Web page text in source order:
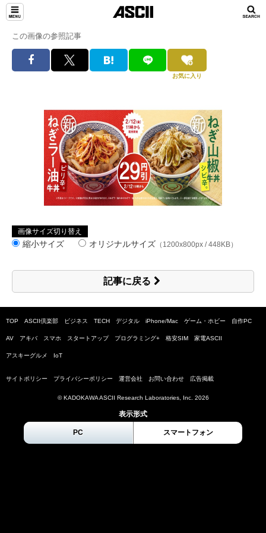
この画像の参照記事
お気に入り
画像サイズ切り替え
縮小サイズ オリジナルサイズ （1200x800px / 448KB）
記事に戻る
TOP ASCII倶楽部 ビジネス TECH デジタル iPhone/Mac ゲーム・ホビー 自作PC
AV アキバ スマホ スタートアップ プログラミング+ 格安SIM 家電ASCII
アスキーグルメ IoT
サイトポリシー プライバシーポリシー 運営会社 お問い合わせ 広告掲載
© KADOKAWA ASCII Research Laboratories, Inc. 2026
表示形式
PC スマートフォン